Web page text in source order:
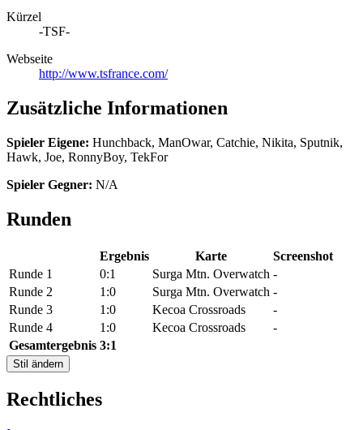
Kürzel
-TSF-
Webseite
http://www.tsfrance.com/
Zusätzliche Informationen
Spieler Eigene: Hunchback, ManOwar, Catchie, Nikita, Sputnik,
Hawk, Joe, RonnyBoy, TekFor
Spieler Gegner: N/A
Runden
Ergebnis Karte
Screenshot
Runde 1
0:1 Surga Mtn. Overwatch -
Runde 2
1:0 Surga Mtn. Overwatch -
Runde 3
1:0 Kecoa Crossroads
-
Runde 4
1:0 Kecoa Crossroads
-
Gesamtergebnis 3:1
Stil ändern
Rechtliches